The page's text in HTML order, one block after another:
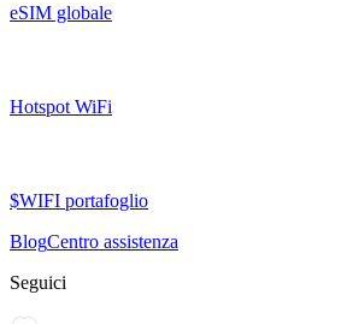
eSIM globale
Hotspot WiFi
$WIFI portafoglio
BlogCentro assistenza
Seguici